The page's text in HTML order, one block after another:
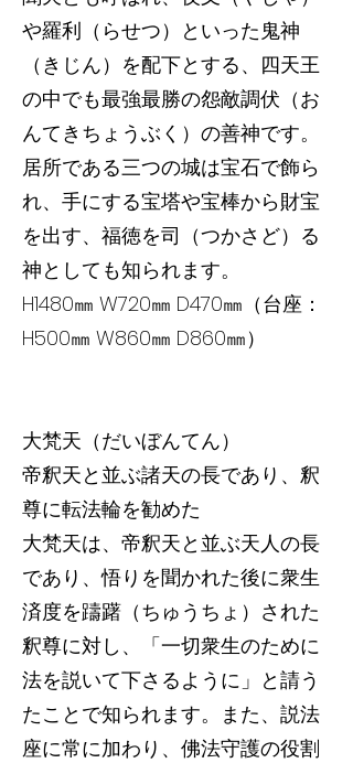
や羅利（らせつ）といった鬼神
（きじん）を配下とする、四天王
の中でも最強最勝の怨敵調伏（お
んてきちょうぶく）の善神です。
居所である三つの城は宝石で飾ら
れ、手にする宝塔や宝棒から財宝
を出す、福徳を司（つかさど）る
神としても知られます。
H1480㎜ W720㎜ D470㎜（台座：
H500㎜ W860㎜ D860㎜）
大梵天（だいぼんてん）
帝釈天と並ぶ諸天の長であり、釈
尊に転法輪を勧めた
大梵天は、帝釈天と並ぶ天人の長
であり、悟りを聞かれた後に衆生
済度を躊躇（ちゅうちょ）された
釈尊に対し、「一切衆生のために
法を説いて下さるように」と請う
たことで知られます。また、説法
座に常に加わり、佛法守護の役割